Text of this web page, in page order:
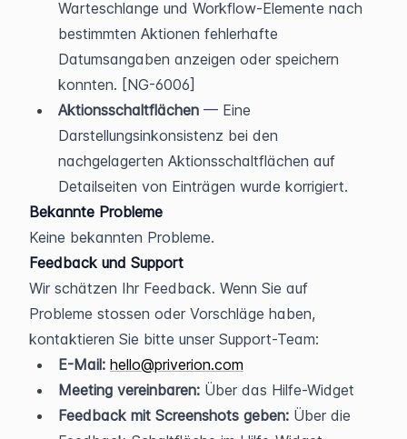
Warteschlange und Workflow-Elemente nach
bestimmten Aktionen fehlerhafte
Datumsangaben anzeigen oder speichern
konnten. [NG-6006]
Aktionsschaltflächen — Eine
Darstellungsinkonsistenz bei den
nachgelagerten Aktionsschaltflächen auf
Detailseiten von Einträgen wurde korrigiert.
Bekannte Probleme
Keine bekannten Probleme.
Feedback und Support
Wir schätzen Ihr Feedback. Wenn Sie auf
Probleme stossen oder Vorschläge haben,
kontaktieren Sie bitte unser Support-Team:
E-Mail: hello@priverion.com
Meeting vereinbaren: Über das Hilfe-Widget
Feedback mit Screenshots geben: Über die